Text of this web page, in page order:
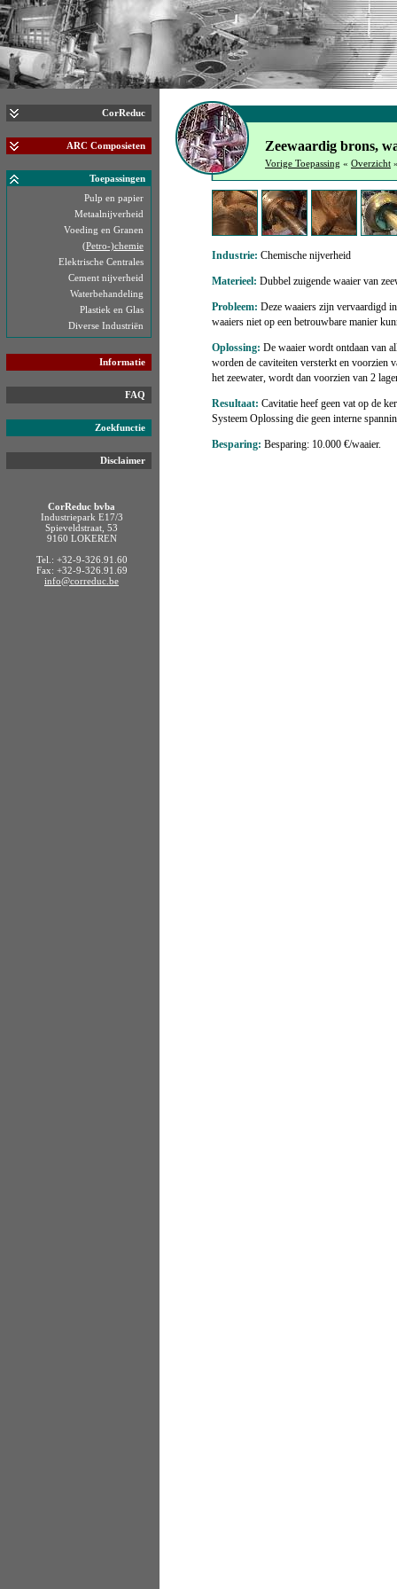
CorReduc
ARC Composieten
Toepassingen
Pulp en papier
Metaalnijverheid
Voeding en Granen
(Petro-)chemie
Elektrische Centrales
Cement nijverheid
Waterbehandeling
Plastiek en Glas
Diverse Industriën
Informatie
FAQ
Zoekfunctie
Disclaimer
CorReduc bvba
Industriepark E17/3
Spieveldstraat, 53
9160 LOKEREN
Tel.: +32-9-326.91.60
Fax: +32-9-326.91.69
info@correduc.be
Zeewaardig brons,
Vorige Toepassing « Overzicht
Industrie: Chemische nijverheid
Materieel: Dubbel zuigende waaier van
Probleem: Deze waaiers zijn vervaardigd
waaiers niet op een betrouwbare manier
Oplossing: De waaier wordt ontdaan van
worden de caviteiten versterkt en voorzien
het zeewater, wordt dan voorzien van 2
Resultaat: Cavitatie heef geen vat op de
Systeem Oplossing die geen interne
Besparing: Besparing: 10.000 €/waaier.